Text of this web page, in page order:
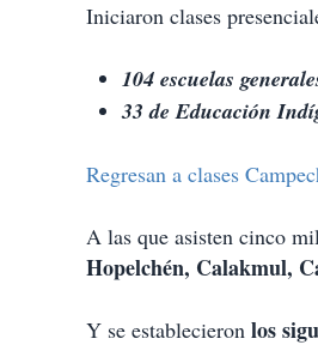
Iniciaron clases
104 escuelas
33 de Educación
Regresan a clases
A las que asisten cinco
Hopelchén, Calakmul,
Y se establecieron los